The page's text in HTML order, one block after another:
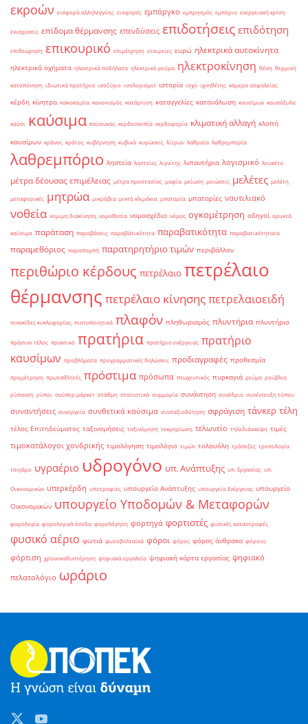
εκροών εισφορά αλληλεγγύης εισφορές εμπάργκο εμπρησμός εμπόριο ενεργειακή κρίση
ενισχύσεις επίδομα θέρμανσης επενδύσεις επιδοτήσεις επιδότηση
επιθεώρηση επικουρικό επιμέτρηση εταιρείες ευρώ ηλεκτρικά αυτοκίνητα
ηλεκτρικά οχήματα ηλεκτρικά ποδήλατα ηλεκτρικό ρεύμα ηλεκτροκίνηση θέση θερμική
καταπόνηση ιδιωτικά πρατήρια ισοζύγιο ισολογισμοί ιστορία ισχύ ιχνηθέτης κάμερα ασφαλείας
κέρδη κίνητρα κακοκαιρία κανονισμός κατάρτιση καταγγελίες κατανάλωση καυσίμων καυσόξυλα
καύσι καύσιμα καύσωνας κερδοσκοπία κερδοφορία κλιματική αλλαγή κλοπή
καυσίμων κράνος κράτος κυβέρνηση κυβικά κυρώσεις λίτρων λαθραία λαθρεμπορία
λαθρεμπόριο ληστεία ληστείες λιγνίτης λιπαντήρια λογισμικό λουκέτο
μέτρα δέουσας επιμέλειας μέτρα προστασίας μαφία μείωση μειώσεις μελέτες μελέτη
μεταφορικές μητρώα μικρόβια μικτά κλιμάκια μπαταρία μπαταρίες ναυτιλιακό
νοθεία νομιμη διακίνηση νομοθεσία νομοσχέδιο νόμος ογκομέτρηση οδηγοί ορυκτά
καύσιμα παράταση παραβάσεις παραβάτικότητα παραβατικότητα παραβατικότητατα
παραμεθόριος παραπομπή παρατηρητήριο τιμών περιβάλλον
περιθώριο κέρδους πετρέλαιο πετρέλαιο
θέρμανσης πετρέλαιο κίνησηςπετρελαιοειδή
πινακίδες κυκλοφορίας πιστοποιητικά πλαφόν πληθωρισμός πλυντήρια πλυντήριο
πράσινο τέλος πρακτικό πρατήρια πρατήριο ενέργειας πρατήριο
καυσίμων προβλήματα προγραμματικές δηλώσεις προδιαγραφές προθεσμία
προμέτρηση πρωταθλητές πρόστιμα πρόσωπα πτωχευτικός πυρκαγιά ρεύμα ρούβλια
ρύπανση ρύποι σούπερ μάρκετ στάθμη στατιστικά συμμορία συνάντηση συνέδριο συνέντευξη τύπου
συναντήσεις συνεργεία συνθετικά καύσιμα συνταξιοδότηση σφράγιση τάνκερ τέλη
τέλος Επιτηδεύματος ταξινομήσεις ταξινόμηση τεκμηρίωση τελωνείο τηλεδιάσκεψη τιμές
τιμοκατάλογοι χονδρικής τιμολόγηση τιμολόγιο τιμών τολουόλη τράπεζες τροπολογία
τσιγάρο υγραέριο υδρογόνο υπ. Ανάπτυξης υπ. Εργασίας υπ.
Οικονομικών υπερκέρδη υποτροφίες υπουργείο Ανάπτυξης υπουργείο Ενέργειας υπουργείο
Οικονομικών υπουργείο Υποδομών & Μεταφορών
φορολογία φορολογικά έσοδα φορολόγηση φορτηγά φορτιστές φυσικές καταστροφές
φυσικό αέριο φωτιά φωτοβολταϊκά φόροι φόρος φόρος άνθρακα φόρους
φόρτιση χρονοκαθυστέρηση ψηφιακά εργαλεία ψηφιακή κάρτα εργασίας ψηφιακό
πελατολόγιο ωράριο